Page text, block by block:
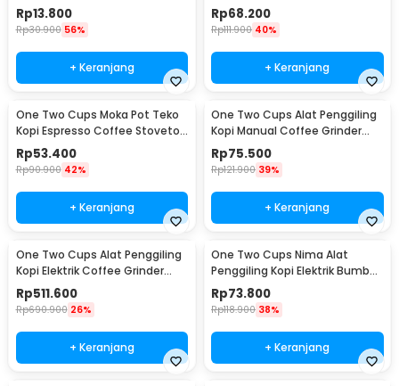
180ml 8Q - LC1
Rp13.800
Rp30.900 56%
+ Keranjang
4 Cup 200ml - Z20
Rp68.200
Rp111.900 40%
+ Keranjang
One Two Cups Moka Pot Teko
Kopi Espresso Coffee Stovetop
2 Cup 100ml - Z20
Rp53.400
Rp90.900 42%
+ Keranjang
One Two Cups Alat Penggiling
Kopi Manual Coffee Grinder
Wood - 16290
Rp75.500
Rp121.900 39%
+ Keranjang
One Two Cups Alat Penggiling
Kopi Elektrik Coffee Grinder
Adjustable - 600N
Rp511.600
Rp690.900 26%
+ Keranjang
One Two Cups Nima Alat
Penggiling Kopi Elektrik Bumbu
Coffee Grinder - NM-8300
Rp73.800
Rp118.900 38%
+ Keranjang